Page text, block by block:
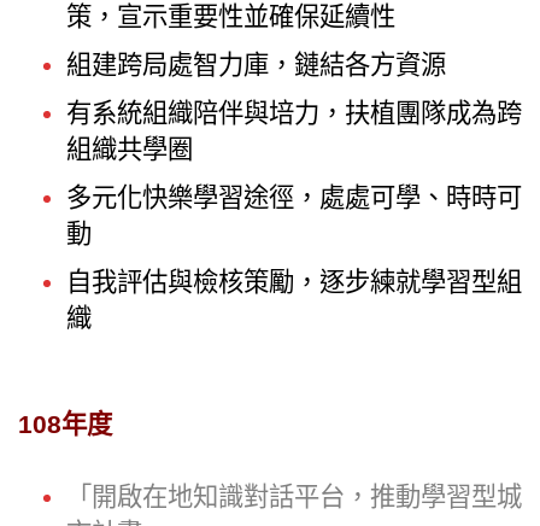
策，宣示重要性並確保延續性
組建跨局處智力庫，鏈結各方資源
有系統組織陪伴與培力，扶植團隊成為跨
組織共學圈
多元化快樂學習途徑，處處可學、時時可
動
自我評估與檢核策勵，逐步練就學習型組
織
108年度
「開啟在地知識對話平台，推動學習型城